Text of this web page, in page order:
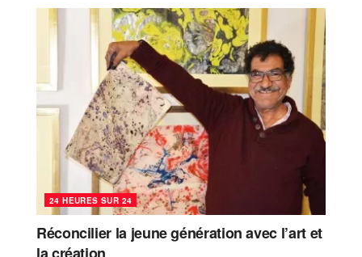
24 HEURES SUR 24
Réconcilier la jeune génération avec l’art et
la création